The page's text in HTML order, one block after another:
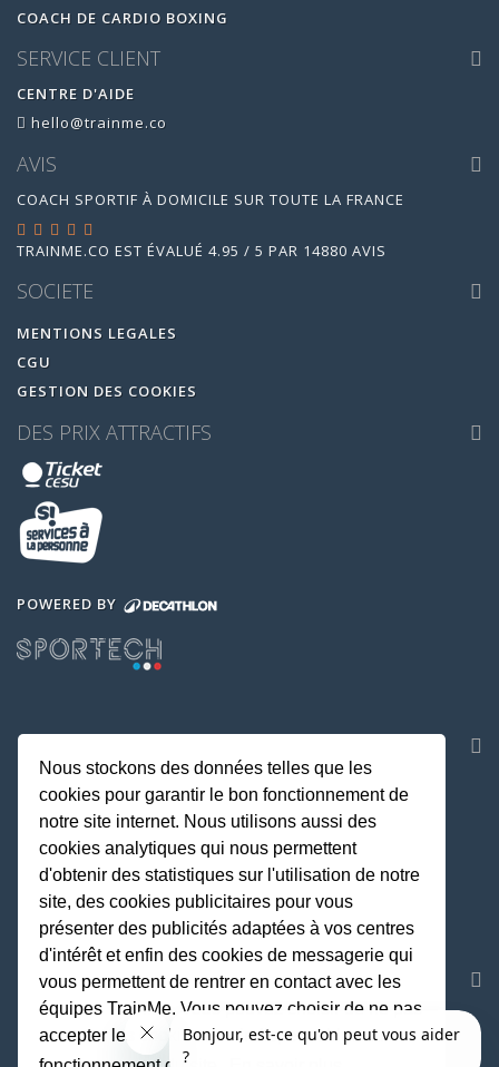
COACH DE CARDIO BOXING
SERVICE CLIENT
CENTRE D'AIDE
hello@trainme.co
AVIS
COACH SPORTIF À DOMICILE SUR TOUTE LA FRANCE
TRAINME.CO EST ÉVALUÉ 4.95 / 5 PAR 14880 AVIS
SOCIETE
MENTIONS LEGALES
CGU
GESTION DES COOKIES
DES PRIX ATTRACTIFS
POWERED BY
REJOIGNEZ LA COMMUNAUTE
Nous stockons des données telles que les
cookies pour garantir le bon fonctionnement de
notre site internet. Nous utilisons aussi des
cookies analytiques qui nous permettent
d'obtenir des statistiques sur l'utilisation de notre
site, des cookies publicitaires pour vous
présenter des publicités adaptées à vos centres
d'intérêt et enfin des cookies de messagerie qui
vous permettent de rentrer en contact avec les
équipes TrainMe. Vous pouvez choisir de ne pas
accepter les cookies non indispensables au